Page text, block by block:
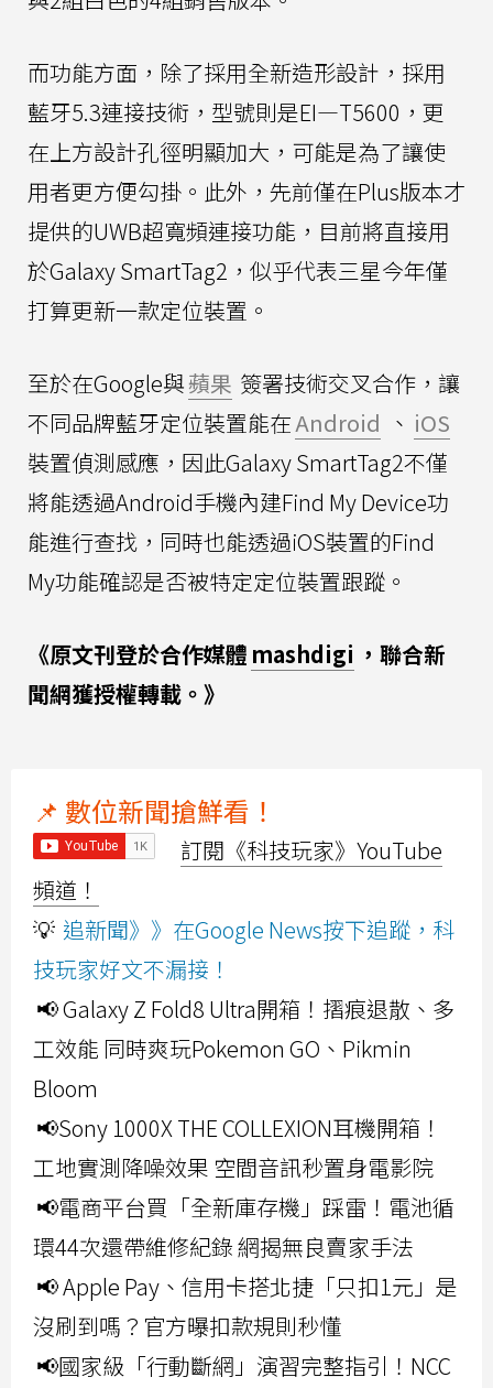
而功能方面，除了採用全新造形設計，採用
藍牙5.3連接技術，型號則是EI—T5600，更
在上方設計孔徑明顯加大，可能是為了讓使
用者更方便勾掛。此外，先前僅在Plus版本才
提供的UWB超寬頻連接功能，目前將直接用
於Galaxy SmartTag2，似乎代表三星今年僅
打算更新一款定位裝置。
至於在Google與蘋果 簽署技術交叉合作，讓
不同品牌藍牙定位裝置能在Android 、 iOS
裝置偵測感應，因此Galaxy SmartTag2不僅
將能透過Android手機內建Find My Device功
能進行查找，同時也能透過iOS裝置的Find
My功能確認是否被特定定位裝置跟蹤。
《原文刊登於合作媒體 mashdigi ，聯合新
聞網獲授權轉載。》
📌 數位新聞搶鮮看！
訂閱《科技玩家》YouTube
頻道！
💡 追新聞》》在Google News按下追蹤，科
技玩家好文不漏接！
📢 Galaxy Z Fold8 Ultra開箱！摺痕退散、多
工效能 同時爽玩Pokemon GO、Pikmin
Bloom
📢Sony 1000X THE COLLEXION耳機開箱！
工地實測降噪效果 空間音訊秒置身電影院
📢電商平台買「全新庫存機」踩雷！電池循
環44次還帶維修紀錄 網揭無良賣家手法
📢 Apple Pay、信用卡搭北捷「只扣1元」是
沒刷到嗎？官方曝扣款規則秒懂
📢國家級「行動斷網」演習完整指引！NCC